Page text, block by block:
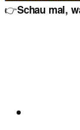
👉Schau mal,